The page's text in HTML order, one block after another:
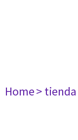
Home> tienda